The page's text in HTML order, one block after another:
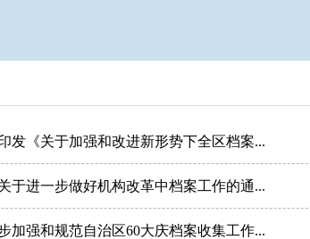
发《关于加强和改进新形势下全区档案...
于进一步做好机构改革中档案工作的通...
加强和规范自治区60大庆档案收集工作...